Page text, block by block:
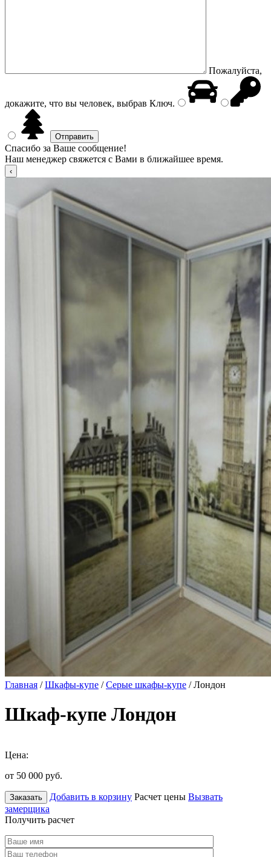
Пожалуйста,
докажите, что вы человек, выбрав Ключ.
Спасибо за Ваше сообщение!
Наш менеджер свяжется с Вами в ближайшее время.
Главная /Шкафы-купе /Серые шкафы-купе / Лондон
Шкаф-купе Лондон
Цена:
от 50 000 руб.
Заказать Добавить в корзину Расчет цены Вызвать
замерщика
Получить расчет